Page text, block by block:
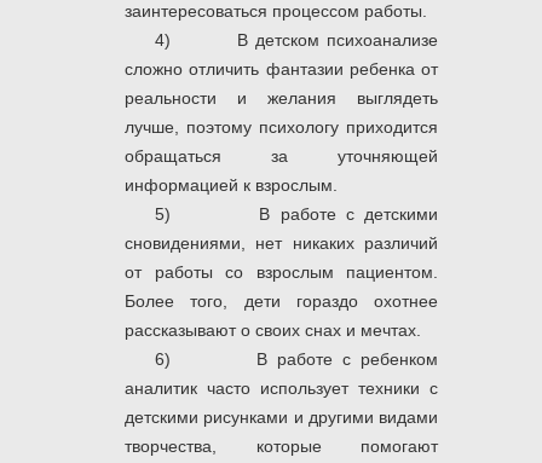
заинтересоваться процессом работы.
4) В детском психоанализе
сложно отличить фантазии ребенка от
реальности и желания выглядеть
лучше, поэтому психологу приходится
обращаться за уточняющей
информацией к взрослым.
5) В работе с детскими
сновидениями, нет никаких различий
от работы со взрослым пациентом.
Более того, дети гораздо охотнее
рассказывают о своих снах и мечтах.
6) В работе с ребенком
аналитик часто использует техники с
детскими рисунками и другими видами
творчества, которые помогают